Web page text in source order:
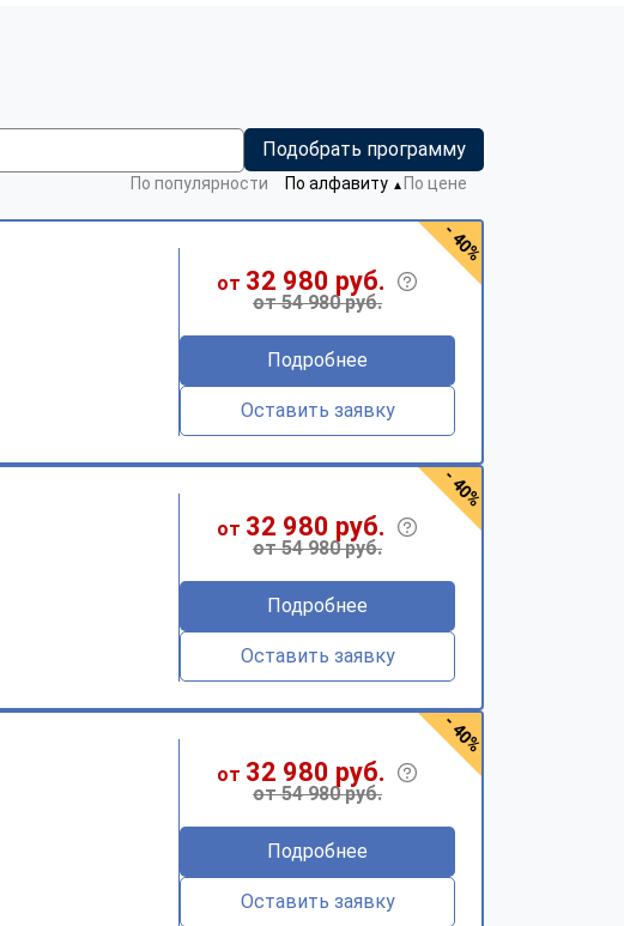
Подобрать программу
По популярности По алфавиту ▼ По цене
от 32 980 руб.
от 54 980 руб.
Подробнее
Оставить заявку
- 40%
от 32 980 руб.
от 54 980 руб.
Подробнее
Оставить заявку
- 40%
от 32 980 руб.
от 54 980 руб.
Подробнее
Оставить заявку
- 40%